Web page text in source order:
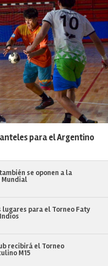
para el Argentino
también se oponen a la
lugares para el Torneo Faty
recibirá el Torneo
M15